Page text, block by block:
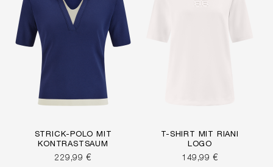
STRICK-POLO MIT
KONTRASTSAUM
229,99 €
T-SHIRT MIT RIANI
LOGO
149,99 €